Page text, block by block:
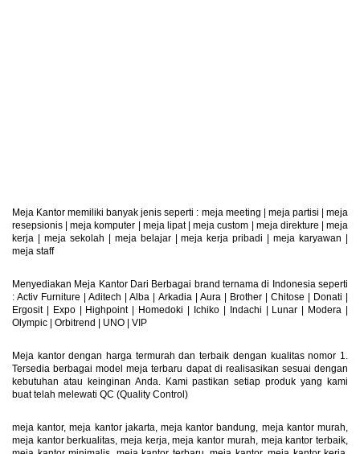
Meja Kantor memiliki banyak jenis seperti : meja meeting meja partisi |meja
resepsionis |meja komputer meja lipat|meja custom meja direkture |meja
kerja
meja sekolah meja belajar|meja kerja pribadi |meja karyawan
meja staff
Menyediakan Meja Kantor Dari Berbagai brand ternama di Indonesia seperti
: Activ Furniture |Aditech |Alba Arkadia| Aura| Brother| Chitose Donati
Ergosit| Expo| Highpoint| Homedoki Ichiko| Indachi Lunar Modera
Olympic
Orbitrend UNO VIP
Meja kantor dengan harga termurah dan terbaik dengan kualitas nomor 1.
Tersedia berbagai model meja terbaru dapat di realisasikan sesuai dengan
kebutuhan atau keinginan Anda. Kami pastikan setiap produk yang kami
buat telah melewati QC (Quality Control)
meja kantor, meja kantor jakarta, meja kantor bandung, meja kantor murah,
meja kantor berkualitas, meja kerja, meja kantor murah, meja kantor terbaik,